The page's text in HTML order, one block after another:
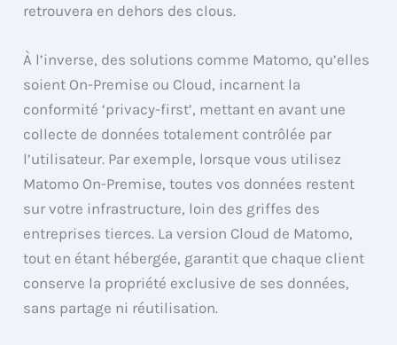
retrouvera en dehors des clous.
À l’inverse, des solutions comme Matomo, qu’elles
soient On-Premise ou Cloud, incarnent la
conformité ‘privacy-first’, mettant en avant une
collecte de données totalement contrôlée par
l’utilisateur. Par exemple, lorsque vous utilisez
Matomo On-Premise, toutes vos données restent
sur votre infrastructure, loin des griffes des
entreprises tierces. La version Cloud de Matomo,
tout en étant hébergée, garantit que chaque client
conserve la propriété exclusive de ses données,
sans partage ni réutilisation.